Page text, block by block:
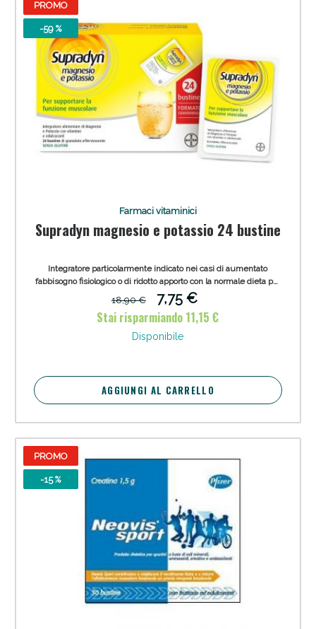
PROMO
-59 %
Farmaci vitaminici
Supradyn magnesio e potassio 24 bustine
Integratore particolarmente indicato nei casi di aumentato
fabbisogno fisiologico o di ridotto apporto con la normale dieta per
supportare la funzione muscolare.
18,90 €
7,75 €
Stai risparmiando 11,15 €
Disponibile
AGGIUNGI AL CARRELLO
PROMO
-15 %
Sconto fino al 55% disponibile oggi!
Vie Urinarie e Prostata: Sconti fino al 45% oggi!
Benessere Intestinale: Sconto fino al 55% valido
oggi!